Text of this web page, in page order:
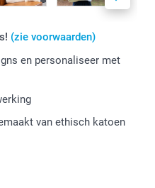
(zie voorwaarden)
en personaliseer met
van ethisch katoen